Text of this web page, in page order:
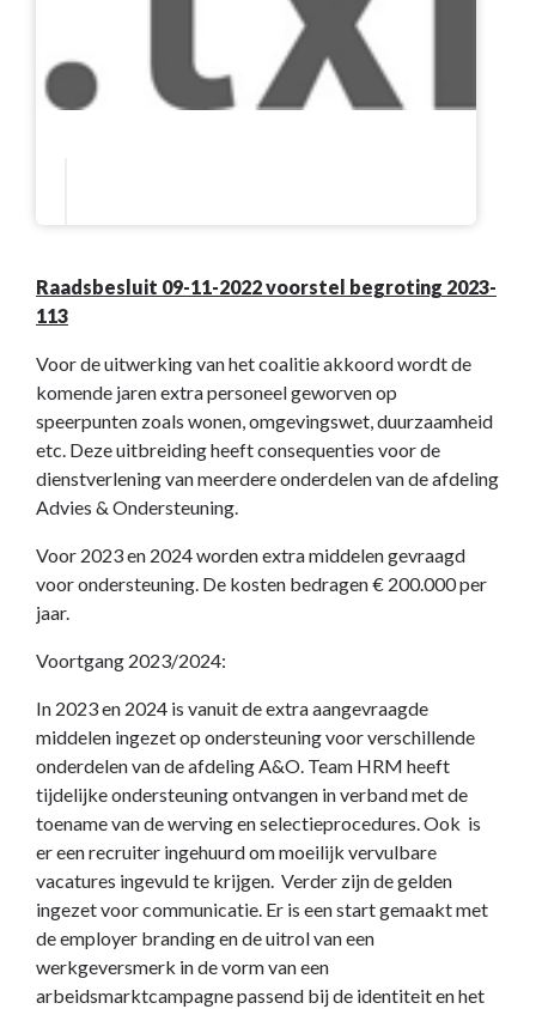
Raadsbesluit 09-11-2022 voorstel begroting 2023-
113
Voor de uitwerking van het coalitie akkoord wordt de
komende jaren extra personeel geworven op
speerpunten zoals wonen, omgevingswet, duurzaamheid
etc. Deze uitbreiding heeft consequenties voor de
dienstverlening van meerdere onderdelen van de afdeling
Advies & Ondersteuning.
Voor 2023 en 2024 worden extra middelen gevraagd
voor ondersteuning. De kosten bedragen € 200.000 per
jaar.
Voortgang 2023/2024:
In 2023 en 2024 is vanuit de extra aangevraagde
middelen ingezet op ondersteuning voor verschillende
onderdelen van de afdeling A&O. Team HRM heeft
tijdelijke ondersteuning ontvangen in verband met de
toename van de werving en selectieprocedures. Ook is
er een recruiter ingehuurd om moeilijk vervulbare
vacatures ingevuld te krijgen. Verder zijn de gelden
ingezet voor communicatie. Er is een start gemaakt met
de employer branding en de uitrol van een
werkgeversmerk in de vorm van een
arbeidsmarktcampagne passend bij de identiteit en het